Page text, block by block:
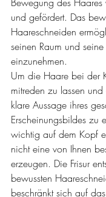
und gefördert. Das
Haareschneiden
seinen Raum und
einzunehmen.
Um die Haare bei der
mitreden zu lassen
klare Aussage ihres
Erscheinungsbildes zu
wichtig auf dem Kopf
nicht eine von Ihnen
erzeugen. Die Frisur
bewussten
beschränkt sich auf